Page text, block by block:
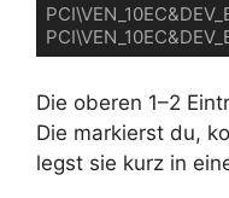
Die oberen 1–2
Die markierst du,
legst sie kurz in